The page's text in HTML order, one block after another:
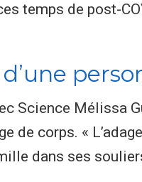
temps de post-
Science Mélissa
de corps. «
dans ses